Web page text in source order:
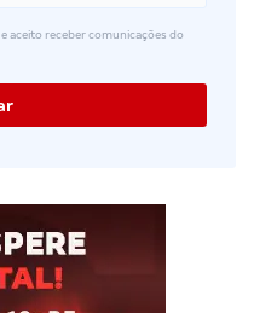
aceito receber comunicações do